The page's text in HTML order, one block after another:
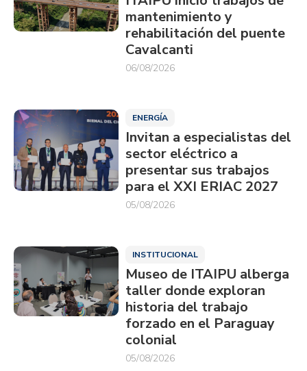
mantenimiento y
rehabilitación del puente
Cavalcanti
06/08/2026
ENERGÍA
Invitan a especialistas del
sector eléctrico a
presentar sus trabajos
para el XXI ERIAC 2027
05/08/2026
INSTITUCIONAL
Museo de ITAIPU alberga
taller donde exploran
historia del trabajo
forzado en el Paraguay
colonial
05/08/2026